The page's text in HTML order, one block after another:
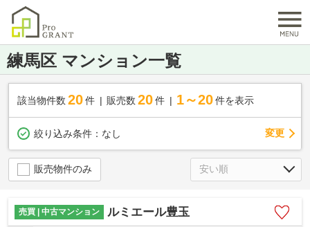
練馬区 マンション一覧
該当物件数 20件 販売数 20 件 1～20 件を表示
絞り込み条件： なし 変更
販売物件のみ
売買 | 中古マンション ルミエール豊玉